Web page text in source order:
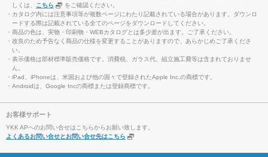
しくは、 こちら
をご確認ください。
・カタログ内には注意事項等が複数ページにわたり記載されている場合があります。ダウンロ
ードする際は記載されている全てのページをダウンロードしてください。
・商品の色は、実物・印刷物・WEBカタログとは多少差が出ます。ご了承ください。
・改良のため予告なく商品の仕様を変更することがありますので、あらかじめご了承くださ
い。
・表示価格は部材標準販売価格です。消費税、ガラス代、組立施工費等は含まれておりませ
ん。
・iPad、iPhoneは、米国および他の国々で登録されたApple Inc.の商標です。
・Androidは、Google Incの商標または登録商標です。
お客様サポート
YKK APへのお問い合せはこちらからお願い致します。
よくあるお問い合せとお問い合せ先はこちら